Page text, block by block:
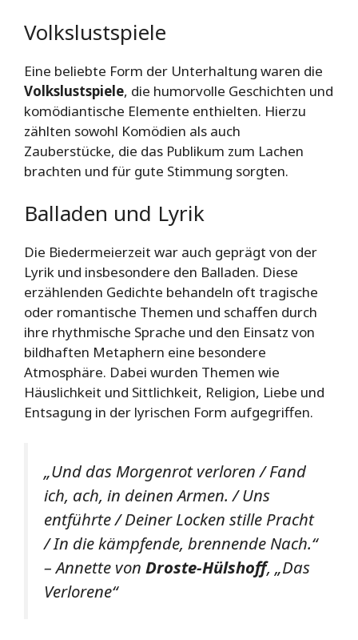
Volkslustspiele
Eine beliebte Form der Unterhaltung waren die
Volkslustspiele, die humorvolle Geschichten und
komödiantische Elemente enthielten. Hierzu
zählten sowohl Komödien als auch
Zauberstücke, die das Publikum zum Lachen
brachten und für gute Stimmung sorgten.
Balladen und Lyrik
Die Biedermeierzeit war auch geprägt von der
Lyrik und insbesondere den Balladen. Diese
erzählenden Gedichte behandeln oft tragische
oder romantische Themen und schaffen durch
ihre rhythmische Sprache und den Einsatz von
bildhaften Metaphern eine besondere
Atmosphäre. Dabei wurden Themen wie
Häuslichkeit und Sittlichkeit, Religion, Liebe und
Entsagung in der lyrischen Form aufgegriffen.
„Und das Morgenrot verloren / Fand
ich, ach, in deinen Armen. / Uns
entführte / Deiner Locken stille Pracht
/ In die kämpfende, brennende Nach.“
– Annette von Droste-Hülshoff, „Das
Verlorene“